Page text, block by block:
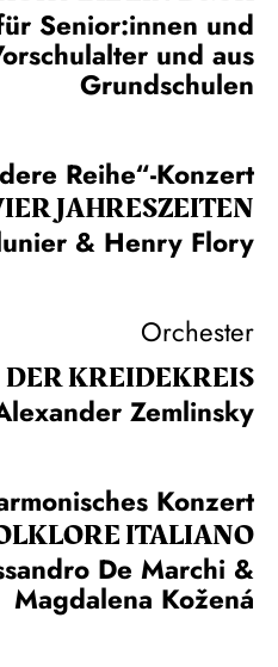
Senior:innen und
und aus
Grundschulen
Reihe“-Konzert
JAHRESZEITEN
& Henry Flory
Orchester
DER KREIDE­KREIS
Zemlinsky
Konzert
ITALIANO
De Marchi &
Magdalena Kožená